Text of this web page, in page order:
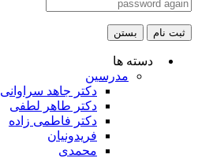
ثبت نام بستن
دسته ها
مدرسین
دکتر جاهد سراوانی
دکتر طاهر لطفی
دکتر فاطمی زاده
فریدونیان
محمدی